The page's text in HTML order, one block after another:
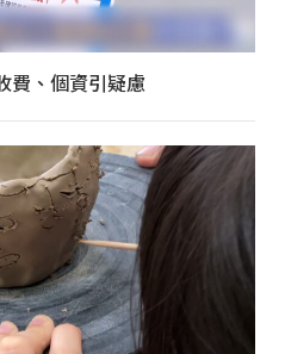
費、個資引疑慮